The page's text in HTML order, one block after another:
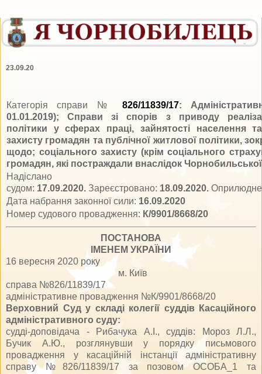
23.09.20
Категорія справи №826/11839/17:
01.01.2019); Справи зі спорів з приводу
політики у сферах праці, зайнятості населення
захисту громадян та публічної житлової політики,
щодо; соціального захисту (крім соціального
громадян, які постраждали внаслідок
Надіслано
судом: 17.09.2020. Зареєстровано: 18.09.2020.
Дата набрання законної сили: 16.09.2020
Номер судового провадження: К/9901/8668/20
ПОСТАНОВА
ІМЕНЕМ УКРАЇНИ
16 вересня 2020 року
м. Київ
справа №826/11839/17
адміністративне провадження №К/9901/8668/20
Верховний Суд у складі колегії суддів Касаційного
адміністративного суду:
судді-доповідача - Рибачука А.І., суддів: Мороз Л.Л.,
Бучик А.Ю., розглянувши у порядку письмового
провадження у касаційній інстанції адміністративну
справу №826/11839/17 за позовом ОСОБА_1 та